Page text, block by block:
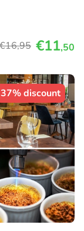
€16,95 €11,50
37% discount